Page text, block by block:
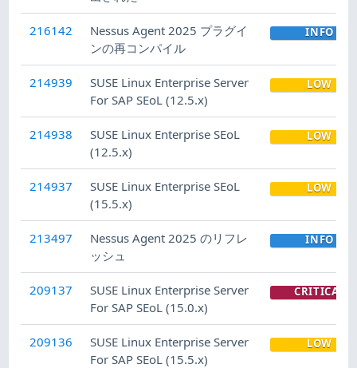
216142
Nessus Agent 2025 プラグイ
ンの再コンパイル
INFO
214939
SUSE Linux Enterprise Server
For SAP SEoL (12.5.x)
LOW
214938
SUSE Linux Enterprise SEoL
(12.5.x)
LOW
214937
SUSE Linux Enterprise SEoL
(15.5.x)
LOW
213497
Nessus Agent 2025 のリフレ
ッシュ
INFO
209137
SUSE Linux Enterprise Server
For SAP SEoL (15.0.x)
CRITICAL
209136
SUSE Linux Enterprise Server
For SAP SEoL (15.5.x)
LOW